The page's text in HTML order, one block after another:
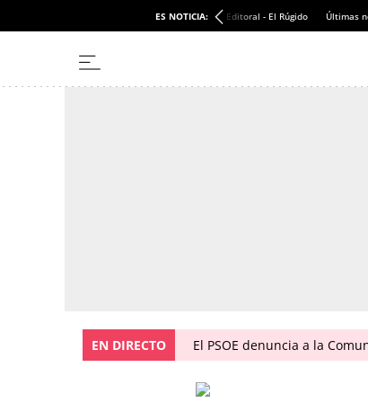
ES NOTICIA: Editoral - El Rúgido Últimas
EN DIRECTO El PSOE denuncia a la